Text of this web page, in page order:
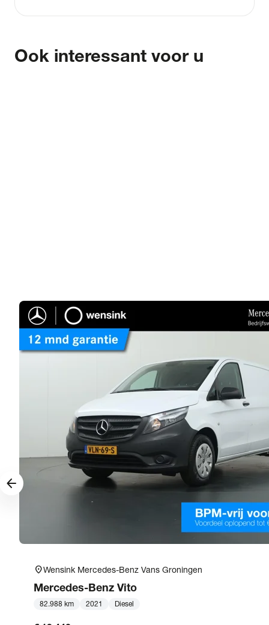
Ook interessant voor u
location_onWensink Mercedes-Benz Vans Groningen
Mercedes-Benz Vito
82.988 km 2021 Diesel
arrow_forward